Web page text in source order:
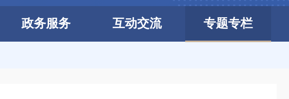
政务服务 互动交流 专题专栏